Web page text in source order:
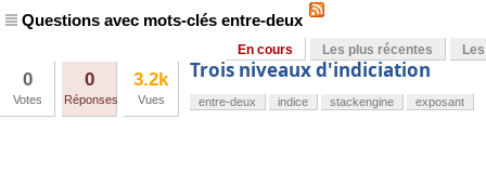
Questions avec mots-clés entre-deux
En cours Les plus récentes
0
Votes
0
Réponses
3.2k
Vues
Trois niveaux d'indiciation
entre-deux indice stackengine exposant